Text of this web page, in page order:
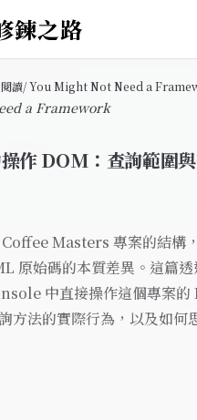
鍊之路
讀/ You Might Not Need a
a Framework
作 DOM：查詢範圍
Masters 專案的結構
原始碼的本質差異。這篇透
中直接操作這個專案的
方法的實際行為，以及如何